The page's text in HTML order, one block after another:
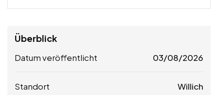
Überblick
Datum veröffentlicht 03/08/2026
Standort Willich